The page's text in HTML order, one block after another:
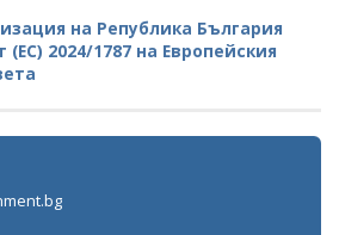
на Република България
2024/1787 на Европейския